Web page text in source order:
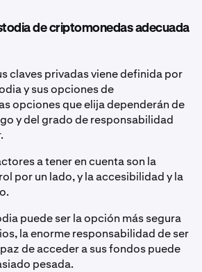
de criptomonedas adecuada
claves privadas viene definida por
y sus opciones de
opciones que elija dependerán de
y del grado de responsabilidad
a tener en cuenta son la
por un lado, y la accesibilidad y la
puede ser la opción más segura
la enorme responsabilidad de ser
de acceder a sus fondos puede
pesada.